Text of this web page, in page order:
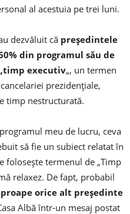
al acestuia pe trei luni.
dezvăluit că președintele
din programul său de
executiv„, un termen
prezidenţiale,
timp nestructurată.
meu de lucru, ceva
să fie un subiect relatat în
foloseşte termenul de „Timp
relaxez. De fapt, probabil
orice alt preşedinte
Albă într-un mesaj postat